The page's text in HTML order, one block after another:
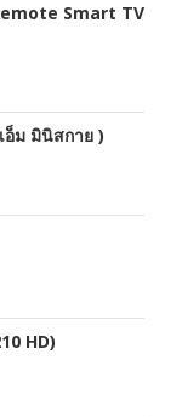
Smart TV
อ็ม มินิสกาย )
HD)